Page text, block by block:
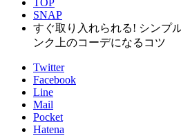
TOP
SNAP
すぐ取り入れられる! シンプ
ンク上のコーデになるコツ
Twitter
Facebook
Line
Mail
Pocket
Hatena